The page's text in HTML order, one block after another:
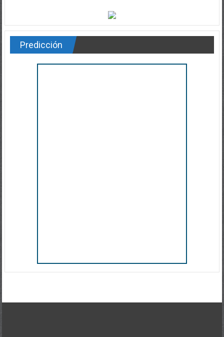
Predicción